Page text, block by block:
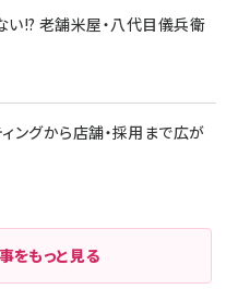
!? 老舗米屋・八代目儀兵衛
ィングから店舗・採用まで広が
をもっと見る